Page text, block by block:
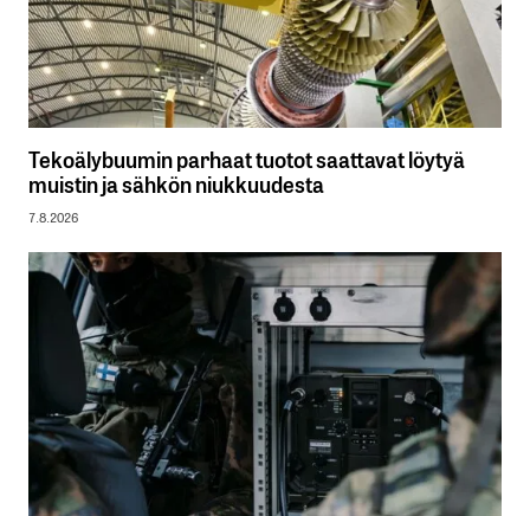
Tekoälybuumin parhaat tuotot saattavat löytyä
muistin ja sähkön niukkuudesta
7.8.2026